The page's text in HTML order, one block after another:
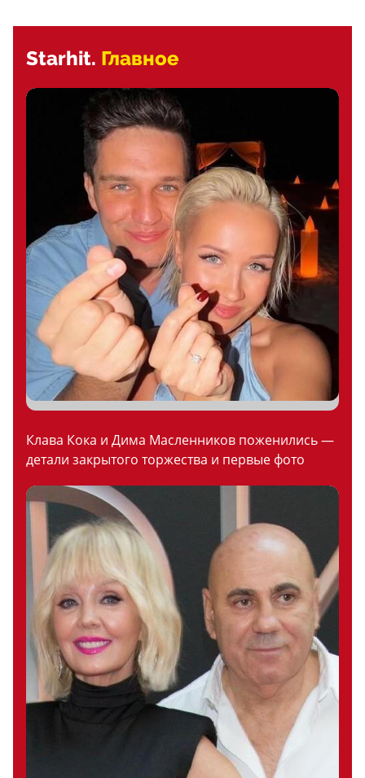
Starhit. Главное
Клава Кока и Дима Масленников поженились —
детали закрытого торжества и первые фото